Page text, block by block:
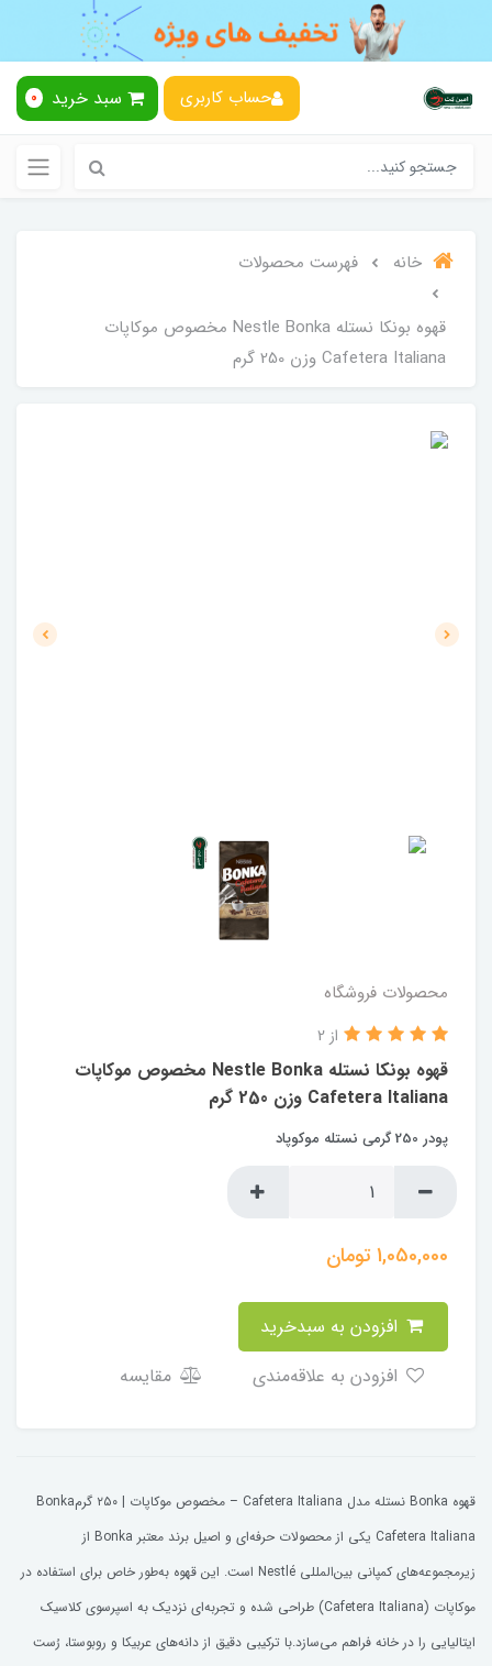
حساب کاربری سبد خرید 0
خانه فهرست محصولات
قهوه بونکا نستله Nestle Bonka مخصوص موکاپات
Cafetera Italiana وزن 250 گرم
محصولات فروشگاه
قهوه بونکا نستله Nestle Bonka مخصوص موکاپات
Cafetera Italiana وزن 250 گرم
از 2
پودر 250 گرمی نستله موکوپاد
1,050,000تومان
مقایسه
قهوه Bonka نستله مدل Cafetera Italiana – مخصوص موکاپات | ۲۵۰ گرمBonka
Cafetera Italiana یکی از محصولات حرفه‌ای و اصیل برند معتبر Bonka از
زیرمجموعه‌های کمپانی بین‌المللی Nestlé است. این قهوه به‌طور خاص برای استفاده در
موکاپات (Cafetera Italiana) طراحی شده و تجربه‌ای نزدیک به اسپرسوی کلاسیک
ایتالیایی را در خانه فراهم می‌سازد.با ترکیبی دقیق از دانه‌های عربیکا و روبوستا، رُست